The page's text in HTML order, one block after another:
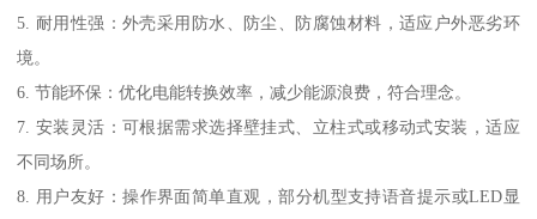
5. 耐用性强：外壳采用防水、防尘、防腐蚀材料，适应户外恶劣环
境。
6. 节能环保：优化电能转换效率，减少能源浪费，符合理念。
7. 安装灵活：可根据需求选择壁挂式、立柱式或移动式安装，适应
不同场所。
8. 用户友好：操作界面简单直观，部分机型支持语音提示或LED显